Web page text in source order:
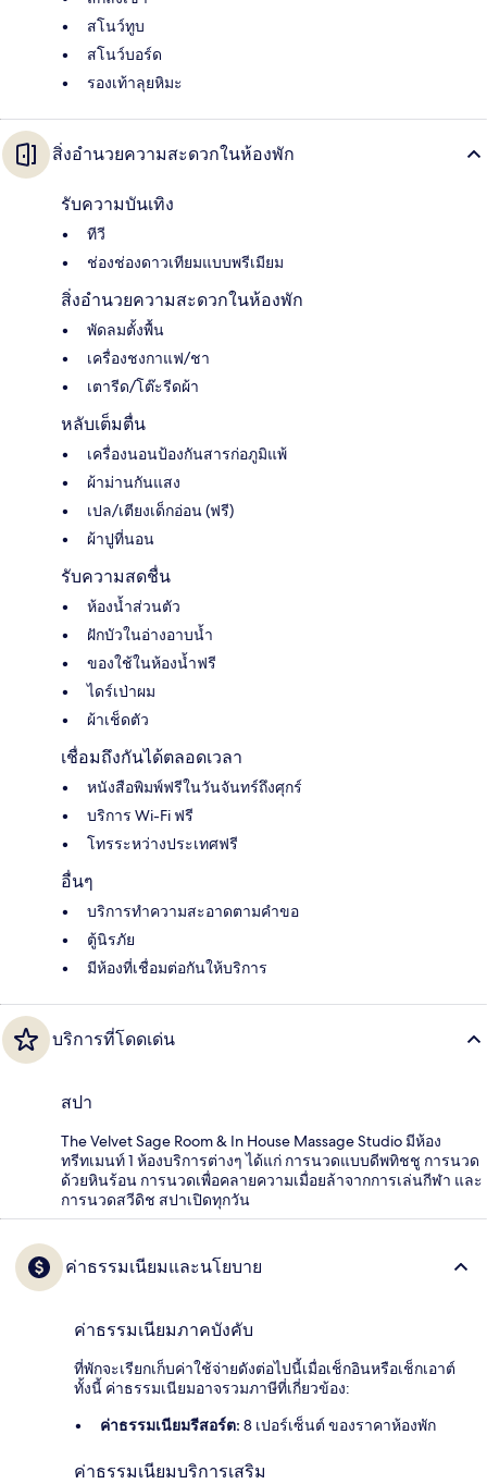
สโนว์ทูบ
สโนว์บอร์ด
รองเท้าลุยหิมะ
สิ่งอำนวยความสะดวกในห้องพัก
รับความบันเทิง
ทีวี
ช่องช่องดาวเทียมแบบพรีเมียม
สิ่งอำนวยความสะดวกในห้องพัก
พัดลมตั้งพื้น
เครื่องชงกาแฟ/ชา
เตารีด/โต๊ะรีดผ้า
หลับเต็มตื่น
เครื่องนอนป้องกันสารก่อภูมิแพ้
ผ้าม่านกันแสง
เปล/เตียงเด็กอ่อน (ฟรี)
ผ้าปูที่นอน
รับความสดชื่น
ห้องน้ำส่วนตัว
ฝักบัวในอ่างอาบน้ำ
ของใช้ในห้องน้ำฟรี
ไดร์เป่าผม
ผ้าเช็ดตัว
เชื่อมถึงกันได้ตลอดเวลา
หนังสือพิมพ์ฟรีในวันจันทร์ถึงศุกร์
บริการ Wi-Fi ฟรี
โทรระหว่างประเทศฟรี
อื่นๆ
บริการทำความสะอาดตามคำขอ
ตู้นิรภัย
มีห้องที่เชื่อมต่อกันให้บริการ
บริการที่โดดเด่น
สปา
The Velvet Sage Room & In House Massage Studio มีห้อง
ทรีทเมนท์ 1 ห้องบริการต่างๆ ได้แก่ การนวดแบบดีพทิชชู การนวด
ด้วยหินร้อน การนวดเพื่อคลายความเมื่อยล้าจากการเล่นกีฬา และ
การนวดสวีดิช สปาเปิดทุกวัน
ค่าธรรมเนียมและนโยบาย
ค่าธรรมเนียมภาคบังคับ
ที่พักจะเรียกเก็บค่าใช้จ่ายดังต่อไปนี้เมื่อเช็กอินหรือเช็กเอาต์
ทั้งนี้ ค่าธรรมเนียมอาจรวมภาษีที่เกี่ยวข้อง:
ค่าธรรมเนียมรีสอร์ต: 8 เปอร์เซ็นต์ ของราคาห้องพัก
ค่าธรรมเนียมบริการเสริม